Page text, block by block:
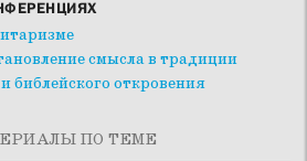
смысла в традиции
библейского откровения
ПО ТЕМЕ